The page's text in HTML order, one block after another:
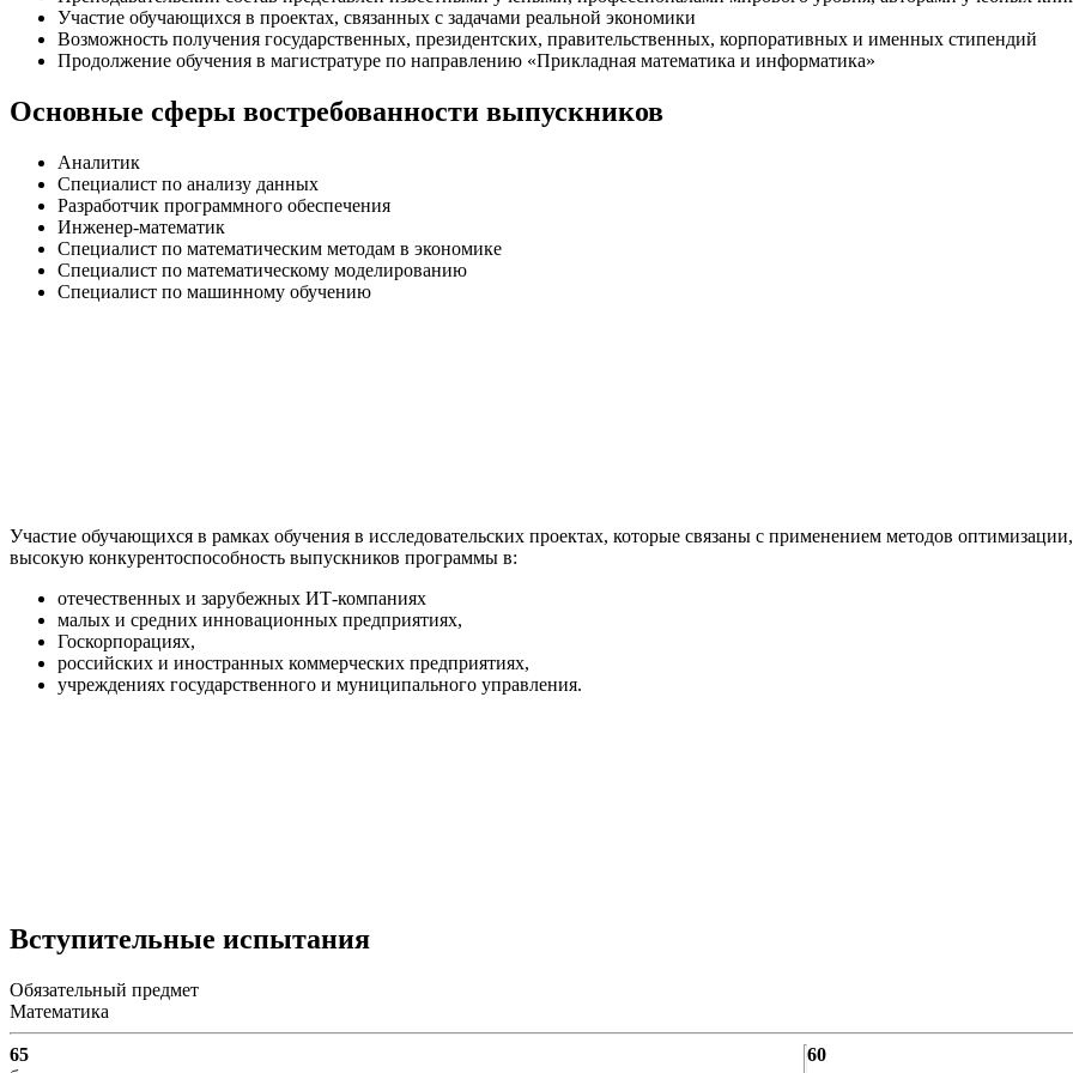
Участие обучающихся в проектах, связанных с задачами реальной экономики
Возможность получения государственных, президентских, правительственных, корпоративных и именных стипендий
Продолжение обучения в магистратуре по направлению «Прикладная математика и информатика»
Основные сферы востребованности выпускников
Аналитик
Специалист по анализу данных
Разработчик программного обеспечения
Инженер-математик
Специалист по математическим методам в экономике
Специалист по математическому моделированию
Специалист по машинному обучению
Участие обучающихся в рамках обучения в исследовательских проектах, которые связаны с применением методов
высокую конкурентоспособность выпускников программы в:
отечественных и зарубежных ИТ-компаниях
малых и средних инновационных предприятиях,
Госкорпорациях,
российских и иностранных коммерческих предприятиях,
учреждениях государственного и муниципального управления.
Вступительные испытания
Обязательный предмет
Математика
65
60